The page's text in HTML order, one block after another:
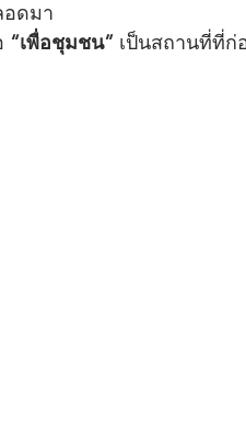
อดมา
“เพื่อชุมชน” เป็นสถานที่ที่